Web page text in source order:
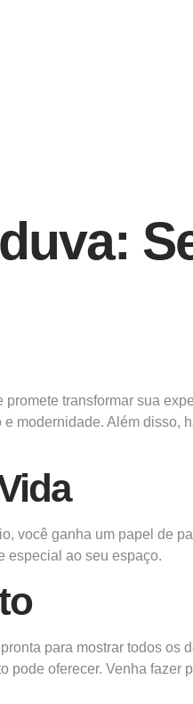
transformar sua
modernidade. Além disso,
você ganha um papel de
especial ao seu espaço.
para mostrar todos os
oferecer. Venha fazer